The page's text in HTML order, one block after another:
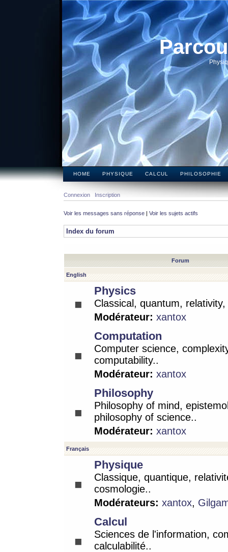
HOME PHYSIQUE CALCUL PHILOSOPHIE
Connexion Inscription
Voir les messages sans réponse | Voir les sujets actifs
Index du forum
Forum
English
Physics
Classical, quantum,
Modérateur: xantox
Computation
Computer science,
computability..
Modérateur: xantox
Philosophy
Philosophy of mind,
philosophy of science..
Modérateur: xantox
Français
Physique
Classique, quantique,
cosmologie..
Modérateurs: xantox,
Calcul
Sciences de l'information,
calculabilité..